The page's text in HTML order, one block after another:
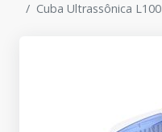
Cuba Ultrassônica L100